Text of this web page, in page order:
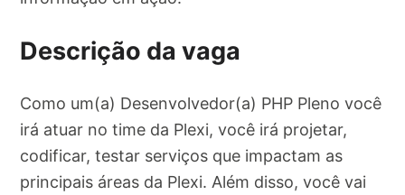
Descrição da vaga
Como um(a) Desenvolvedor(a) PHP Pleno você
irá atuar no time da Plexi, você irá projetar,
codificar, testar serviços que impactam as
principais áreas da Plexi. Além disso, você vai